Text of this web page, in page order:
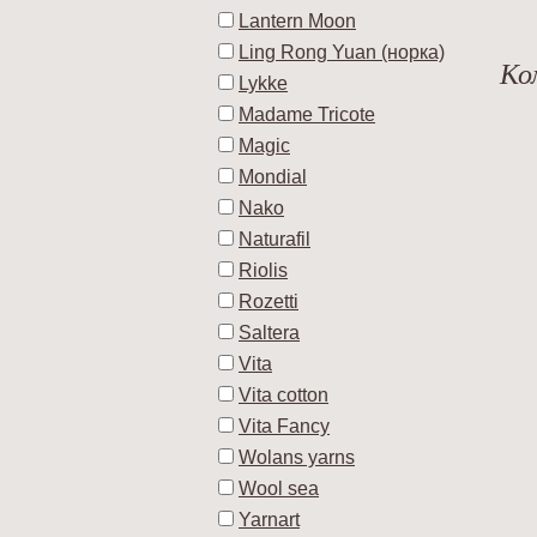
Lantern Moon
Ling Rong Yuan (норка)
Lykke
Madame Tricote
Magic
Mondial
Nako
Naturafil
Riolis
Rozetti
Saltera
Vita
Vita cotton
Vita Fancy
Wolans yarns
Wool sea
Yarnart